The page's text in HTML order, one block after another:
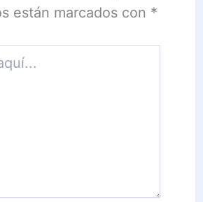
están marcados con *